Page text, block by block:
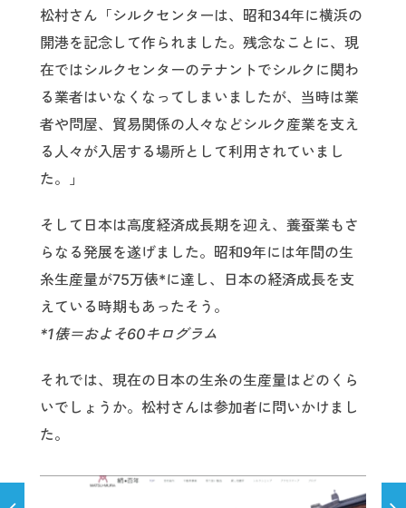
松村さん「シルクセンターは、昭和34年に横浜の
開港を記念して作られました。残念なことに、現
在ではシルクセンターのテナントでシルクに関わ
る業者はいなくなってしまいましたが、当時は業
者や問屋、貿易関係の人々などシルク産業を支え
る人々が入居する場所として利用されていまし
た。」
そして日本は高度経済成長期を迎え、養蚕業もさ
らなる発展を遂げました。昭和9年には年間の生
糸生産量が75万俵*に達し、日本の経済成長を支
えている時期もあったそう。
*1俵＝およそ60キログラム
それでは、現在の日本の生糸の生産量はどのくら
いでしょうか。松村さんは参加者に問いかけまし
た。